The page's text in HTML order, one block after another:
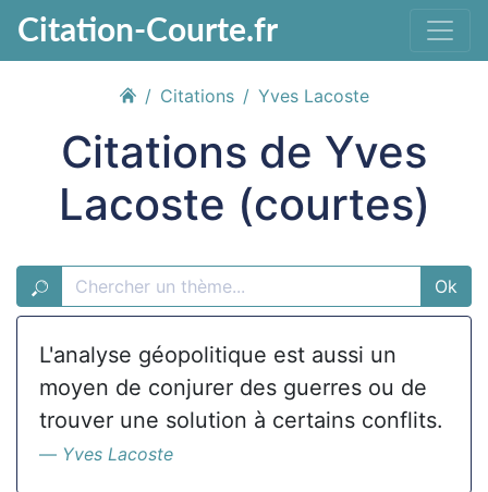
Citation-Courte.fr
Citations Yves Lacoste
Citations de Yves
Lacoste (courtes)
Ok
L'analyse géopolitique est aussi un
moyen de conjurer des guerres ou de
trouver une solution à certains conflits.
Yves Lacoste